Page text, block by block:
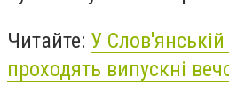
Читайте: У
проходять випускні